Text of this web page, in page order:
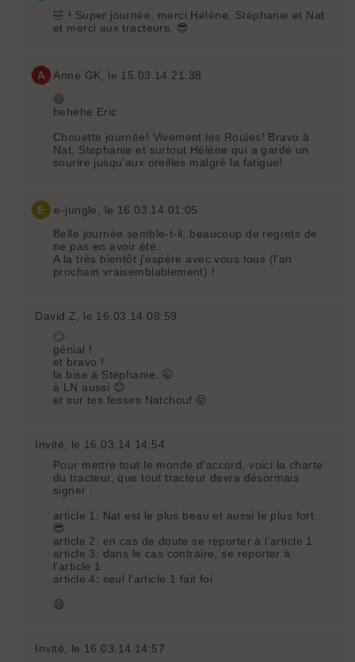
🤣 ! Super journée, merci Hélène, Stéphanie et Nat
et merci aux tracteurs. 😎
A Anne GK, le 15.03.14 21:38
😄
hehehe Eric
Chouette journée! Vivement les Rouies! Bravo à
Nat, Stephanie et surtout Hélène qui a gardé un
sourire jusqu'aux oreilles malgré la fatigue!
E e-jungle, le 16.03.14 01:05
Belle journée semble-t-il, beaucoup de regrets de
ne pas en avoir été.
A la très bientôt j'espère avec vous tous (l'an
prochain vraisemblablement) !
David Z, le 16.03.14 08:59
🙄
génial !
et bravo !
la bise à Stéphanie. 🤭
à LN aussi 😊
et sur tes fesses Natchouf 😜
Invité, le 16.03.14 14:54
Pour mettre tout le monde d'accord, voici la charte
du tracteur, que tout tracteur devra désormais
signer :
article 1: Nat est le plus beau et aussi le plus fort.
😎
article 2: en cas de doute se reporter à l'article 1
article 3: dans le cas contraire, se reporter à
l'article 1
article 4: seul l'article 1 fait foi.
😄
Invité, le 16.03.14 14:57